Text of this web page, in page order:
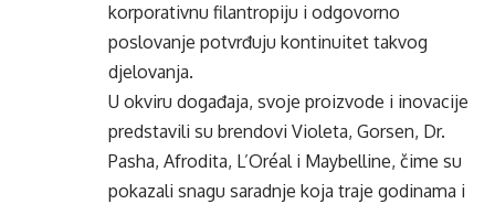
korporativnu filantropiju i odgovorno
poslovanje potvrđuju kontinuitet takvog
djelovanja.
U okviru događaja, svoje proizvode i inovacije
predstavili su brendovi Violeta, Gorsen, Dr.
Pasha, Afrodita, L’Oréal i Maybelline, čime su
pokazali snagu saradnje koja traje godinama i